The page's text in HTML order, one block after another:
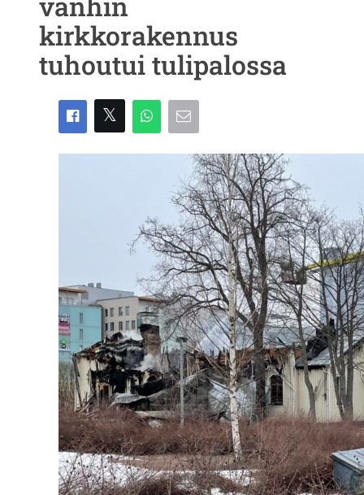
kirkkorakennus
tuhoutui tulipalossa